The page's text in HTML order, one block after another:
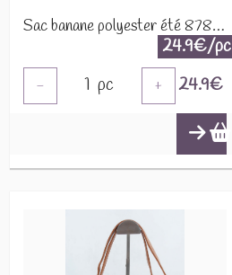
Sac banane polyester été 87808 Jaune soleil
24.9€/pc
- 1 pc + 24.9€